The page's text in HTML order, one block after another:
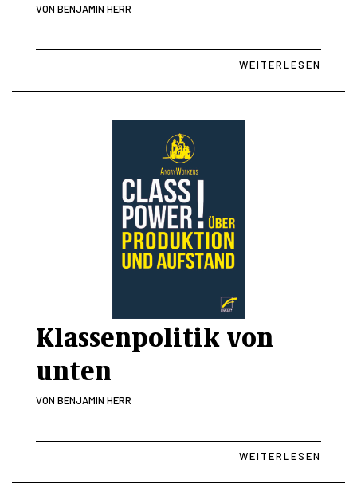
VON BENJAMIN HERR
WEITERLESEN
Klassenpolitik von
unten
VON BENJAMIN HERR
WEITERLESEN